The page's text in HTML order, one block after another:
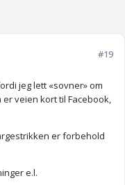
#19
jeg lett «sovner» om
veien kort til Facebook,
er forbehold
e.l.